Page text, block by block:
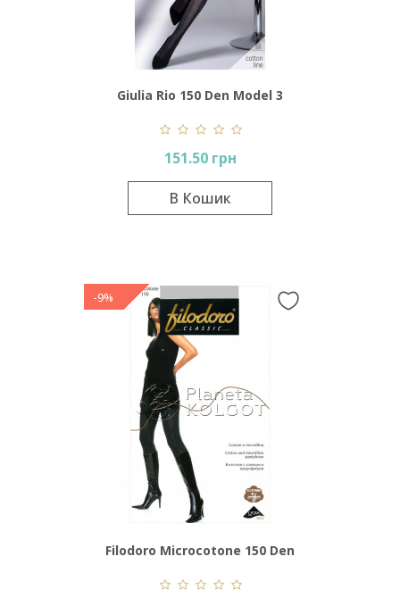
Giulia Rio 150 Den Model 3
151.50 грн
В Кошик
-9%
Filodoro Microcotone 150 Den